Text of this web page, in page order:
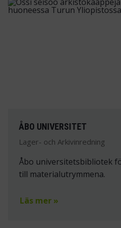
ÅBO UNIVERSITET
Lager- och Arkivinredning
Åbo universitetsbibliotek
till materialutrymmena.
Läs mer »